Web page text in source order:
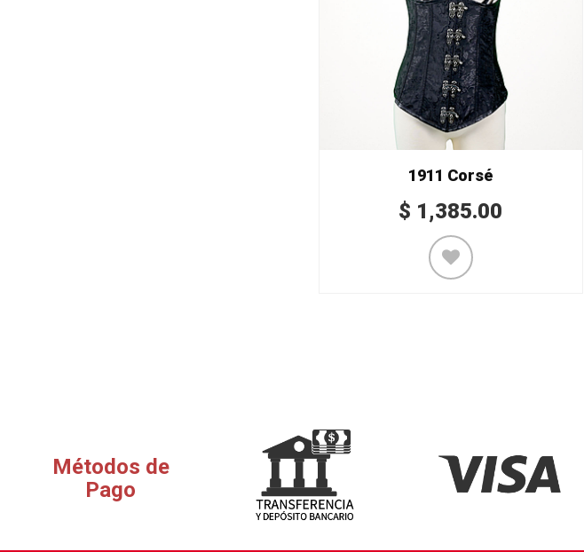
1911 Corsé
$ 1,385.00
Métodos de
Pago